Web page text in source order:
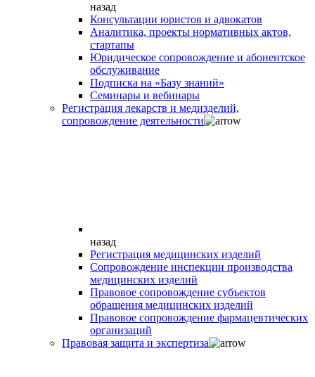
назад
Консультации юристов и адвокатов
Аналитика, проекты нормативных актов,
стартапы
Юридическое сопровождение и абонентское
обслуживание
Подписка на «Базу знаний»
Семинары и вебинары
Регистрация лекарств и медизделий,
сопровождение деятельности
назад
Регистрация медицинских изделий
Сопровождение инспекции производства
медицинских изделий
Правовое сопровождение субъектов
обращения медицинских изделий
Правовое сопровождение фармацевтических
организаций
Правовая защита и экспертиза